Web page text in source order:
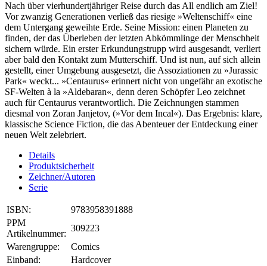
Nach über vierhundertjähriger Reise durch das All endlich am Ziel!
Vor zwanzig Generationen verließ das riesige »Weltenschiff« eine
dem Untergang geweihte Erde. Seine Mission: einen Planeten zu
finden, der das Überleben der letzten Abkömmlinge der Menschheit
sichern würde. Ein erster Erkundungstrupp wird ausgesandt, verliert
aber bald den Kontakt zum Mutterschiff. Und ist nun, auf sich allein
gestellt, einer Umgebung ausgesetzt, die Assoziationen zu »Jurassic
Park« weckt... »Centaurus« erinnert nicht von ungefähr an exotische
SF-Welten à la »Aldebaran«, denn deren Schöpfer Leo zeichnet
auch für Centaurus verantwortlich. Die Zeichnungen stammen
diesmal von Zoran Janjetov, (»Vor dem Incal«). Das Ergebnis: klare,
klassische Science Fiction, die das Abenteuer der Entdeckung einer
neuen Welt zelebriert.
Details
Produktsicherheit
Zeichner/Autoren
Serie
ISBN:
9783958391888
PPM
Artikelnummer:
309223
Warengruppe:
Comics
Einband:
Hardcover